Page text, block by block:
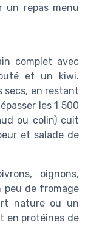
un repas menu
complet avec
et un kiwi.
secs, en restant
les 1 500
ou colin) cuit
et salade de
oignons,
peu de fromage
nature ou un
en protéines de